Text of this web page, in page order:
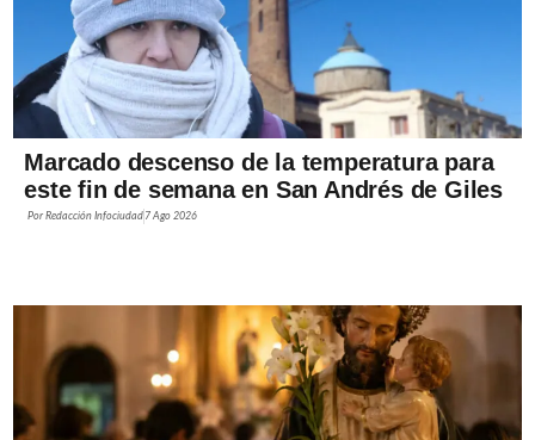
Marcado descenso de la temperatura para
este fin de semana en San Andrés de Giles
PorRedacción Infociudad 7 Ago 2026